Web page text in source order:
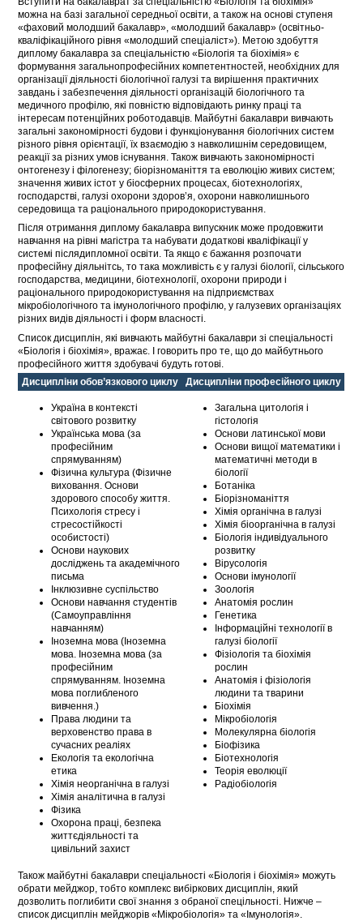
можна на базі загальної середньої освіти, а також на основі ступеня
«фаховий молодший бакалавр», «молодший бакалавр» (освітньо-
кваліфікаційного рівня «молодший спеціаліст»). Метою здобуття
диплому бакалавра за спеціальністю «Біологія та біохімія» є
формування загальнопрофесійних компетентностей, необхідних для
організації діяльності біологічної галузі та вирішення практичних
завдань і забезпечення діяльності організацій біологічного та
медичного профілю, які повністю відповідають ринку праці та
інтересам потенційних роботодавців. Майбутні бакалаври вивчають
загальні закономірності будови і функціонування біологічних систем
різного рівня орієнтації, їх взаємодію з навколишнім середовищем,
реакції за різних умов існування. Також вивчають закономірності
онтогенезу і філогенезу; біорізноманіття та еволюцію живих систем;
значення живих істот у біосферних процесах, біотехнологіях,
господарстві, галузі охорони здоров’я, охорони навколишнього
середовища та раціонального природокористування.
Після отримання диплому бакалавра випускник може продовжити
навчання на рівні магістра та набувати додаткові кваліфікації у
системі післядипломної освіти. Та якщо є бажання розпочати
професійну діяльнітсь, то така можливість є у галузі біології, сільського
господарства, медицини, біотехнології, охорони природи і
раціонального природокористування на підприємствах
мікробіологічного та імунологічного профілю, у галузевих організаціях
різних видів діяльності і форм власності.
Список дисциплін, які вивчають майбутні бакалаври зі спеціальності
«Біологія і біохімія», вражає. І говорить про те, що до майбутнього
професійного життя здобувачі будуть готові.
Дисципліни обов’язкового циклу
Дисципліни професійного циклу
Україна в контексті
світового розвитку
Українська мова (за
професійним
спрямуванням)
Фізична культура (Фізичне
виховання. Основи
здорового способу життя.
Психологія стресу і
стресостійкості
особистості)
Основи наукових
досліджень та академічного
письма
Інклюзивне суспільство
Основи навчання студентів
(Самоуправління
навчанням)
Іноземна мова (Іноземна
мова. Іноземна мова (за
професійним
спрямуванням. Іноземна
мова поглибленого
вивчення.)
Права людини та
верховенство права в
сучасних реаліях
Екологія та екологічна
етика
Хімія неорганічна в галузі
Хімія аналітична в галузі
Фізика
Охорона праці, безпека
життєдіяльності та
цивільний захист
Загальна цитологія і
гістологія
Основи латинської мови
Основи вищої математики і
математичні методи в
біології
Ботаніка
Біорізноманіття
Хімія органічна в галузі
Хімія біоорганічна в галузі
Біологія індивідуального
розвитку
Вірусологія
Основи імунології
Зоологія
Анатомія рослин
Генетика
Інформаційні технології в
галузі біології
Фізіологія та біохімія
рослин
Анатомія і фізіологія
людини та тварини
Біохімія
Мікробіологія
Молекулярна біологія
Біофізика
Біотехнологія
Теорія еволюції
Радіобіологія
Також майбутні бакалаври спеціальності «Біологія і біохімія» можуть
обрати мейджор, тобто комплекс вибіркових дисциплін, який
дозволить поглибити свої знання з обраної спецільності. Нижче –
список дисциплін мейджорів «Мікробіологія» та «Імунологія».